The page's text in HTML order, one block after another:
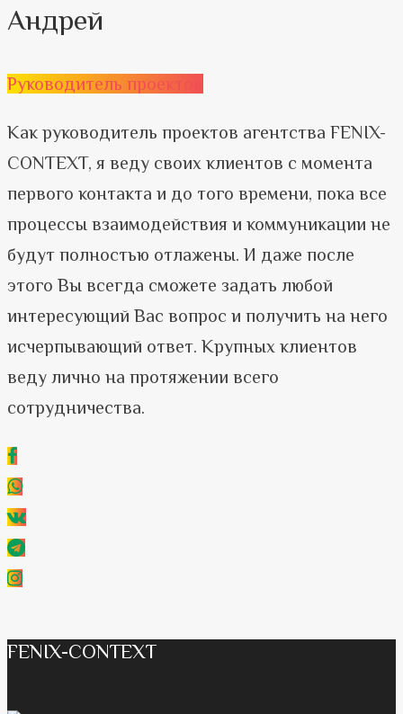
Андрей
Руководитель проектов
Как руководитель проектов агентства FENIX-
CONTEXT, я веду своих клиентов с момента
первого контакта и до того времени, пока все
процессы взаимодействия и коммуникации не
будут полностью отлажены. И даже после
этого Вы всегда сможете задать любой
интересующий Вас вопрос и получить на него
исчерпывающий ответ. Крупных клиентов
веду лично на протяжении всего
сотрудничества.
FENIX-CONTEXT